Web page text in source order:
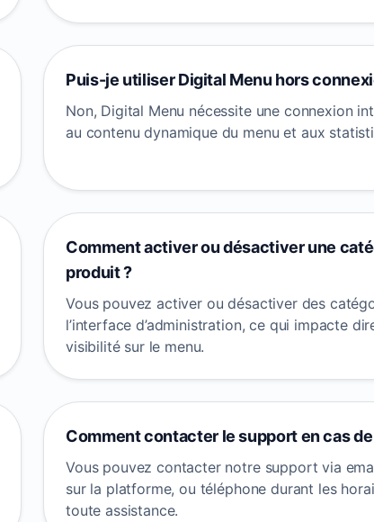
Puis-je utiliser Digital Menu hors
Non, Digital Menu nécessite une connexion
au contenu dynamique du menu et aux
Comment activer ou désactiver une
produit ?
Vous pouvez activer ou désactiver des
l’interface d’administration, ce qui impacte
visibilité sur le menu.
Comment contacter le support en cas
Vous pouvez contacter notre support via
sur la platforme, ou téléphone durant les
toute assistance.